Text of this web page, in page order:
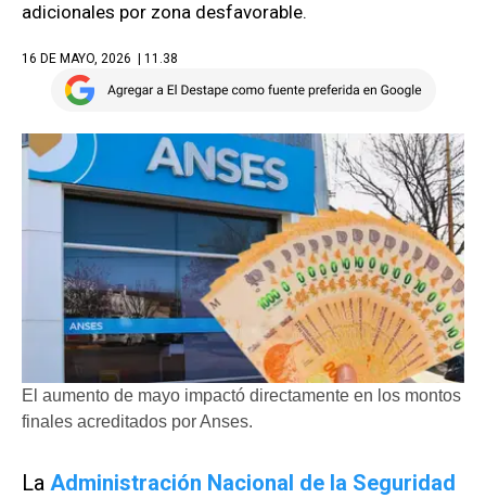
adicionales por zona desfavorable.
16 DE MAYO, 2026 | 11.38
El aumento de mayo impactó directamente en los montos
finales acreditados por Anses.
La Administración Nacional de la Seguridad